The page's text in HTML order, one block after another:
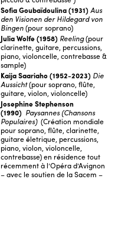
Sofia Goubaïdoulina (1931)Aus
den Visionen der Hildegard von
Bingen(pour soprano)
Julia Wolfe (1958) Reeling(pour
clarinette, guitare, percussions,
piano, violoncelle, contrebasse &
sample)
Kaija Saariaho (1952-2023) Die
Aussicht(pour soprano, flûte,
guitare, violon, violoncelle)
Josephine Stephenson
(1990) Paysannes (Chansons
Populaires) (Création mondiale
pour soprano, flûte, clarinette,
guitare életrique, percussions,
piano, violon, violoncelle,
contrebasse) en résidence tout
récemment à l’Opéra d’Avignon
–avec le soutien de la Sacem –